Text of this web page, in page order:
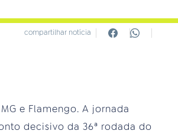
compartilhar notícia
e Flamengo. A jornada
decisivo da 36ª rodada do